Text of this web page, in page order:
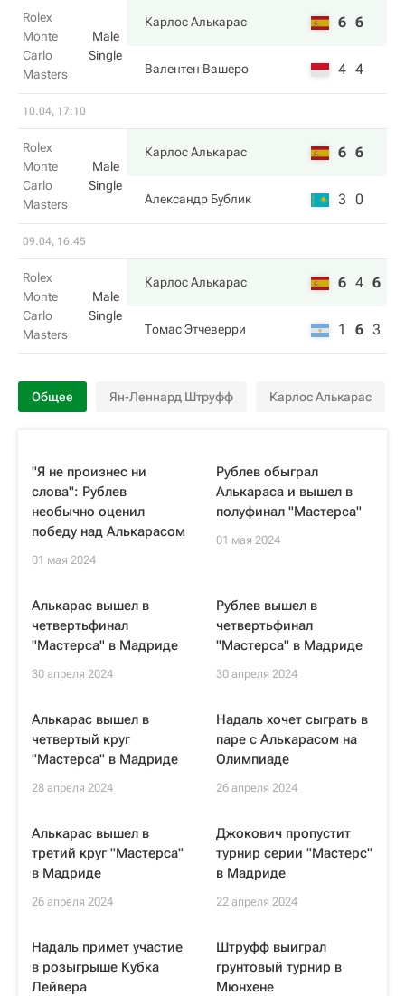
Rolex
Monte
Carlo
Masters
Male
Single
Карлос Алькарас 6 6
Валентен Вашеро 4 4
10.04, 17:10
Rolex
Monte
Carlo
Masters
Male
Single
Карлос Алькарас 6 6
Александр Бублик 3 0
09.04, 16:45
Rolex
Monte
Carlo
Masters
Male
Single
Карлос Алькарас 6 4 6
Томас Этчеверри 1 6 3
Общее Ян-Леннард Штруфф Карлос Алькарас
"Я не произнес ни
слова": Рублев
необычно оценил
победу над Алькарасом
01 мая 2024
Рублев обыграл
Алькараса и вышел в
полуфинал "Мастерса"
01 мая 2024
Алькарас вышел в
четвертьфинал
"Мастерса" в Мадриде
30 апреля 2024
Рублев вышел в
четвертьфинал
"Мастерса" в Мадриде
30 апреля 2024
Алькарас вышел в
четвертый круг
"Мастерса" в Мадриде
28 апреля 2024
Надаль хочет сыграть в
паре с Алькарасом на
Олимпиаде
26 апреля 2024
Алькарас вышел в
третий круг "Мастерса"
в Мадриде
26 апреля 2024
Джокович пропустит
турнир серии "Мастерс"
в Мадриде
22 апреля 2024
Надаль примет участие
в розыгрыше Кубка
Лейвера
Штруфф выиграл
грунтовый турнир в
Мюнхене